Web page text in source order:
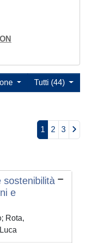
Tutti (44)
1 2 3
sostenibilità
e
Rota,